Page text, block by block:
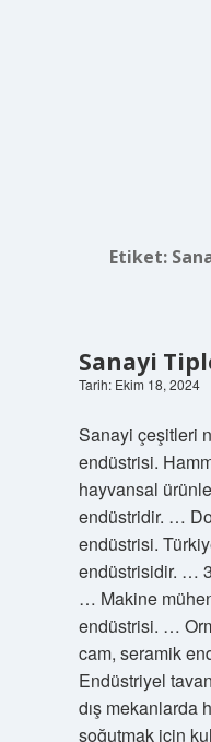
Etiket:
Sanayi
Tarih: Ekim 18, 2024
Sanayi çeşitleri
endüstrisi.
hayvansal
endüstridir. …
endüstrisi.
endüstrisidir. …
… Makine
endüstrisi. …
cam, seramik
Endüstriyel
dış mekanlarda
soğutmak için